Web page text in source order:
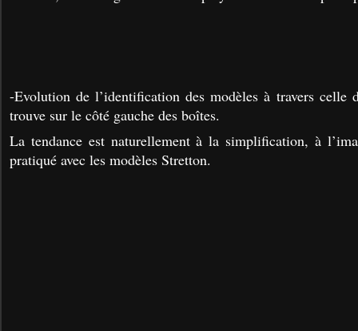
-Evolution de l’identification des modèles à travers celle
trouve sur le côté gauche des boîtes.
La tendance est naturellement à la simplification, à
pratiqué avec les modèles Stretton.